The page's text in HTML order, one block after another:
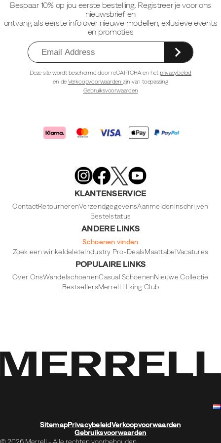
Bespaar 10% op jou eerste bestelling. Registreer je voor ons
nieuwsbrief en
ontvang als eerste info over nieuwe modellen, exlusieve events
en promoties
Deze site wordt beschermd door reCAPTCHA en het privacybeleid
en de Verkoopvoorwaarden zijn van toepassing
Gebruiksvoorwaarden
Footwear
on
Merrell
Footwear
on
Merrell
Footwear
on
X
Footwear
on
KLANTENSERVICE
ContactRetournerenVerzendgegevensAanmeldenInschrijven
Bestelstatus
ANDERE LINKS
Schoenen vinden
Zoek een winkeldeleteIndustry Pro-DealsMaattabelVacatures
POPULAIRE LINKS
Over OnsWandelschoenenCasual SchoenenNieuwe Collectie
BestsellersMerrell Hiking Club
SitemapPrivacybeleidVerkoopvoorwaarden
Gebruiksvoorwaarden